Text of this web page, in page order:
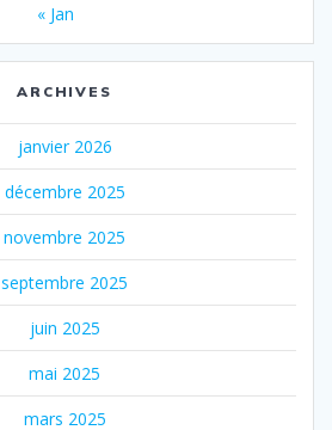
« Jan
ARCHIVES
janvier 2026
décembre 2025
novembre 2025
septembre 2025
juin 2025
mai 2025
mars 2025